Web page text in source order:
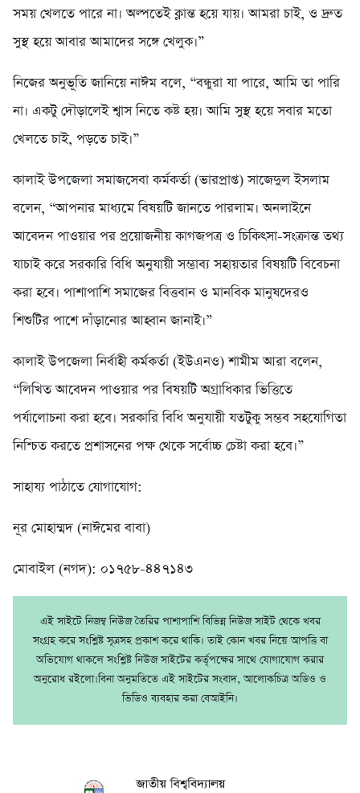
সময় খেলতে পারে না। অল্পতেই ক্লান্ত হয়ে যায়। আমরা চাই, ও দ্রুত
সুস্থ হয়ে আবার আমাদের সঙ্গে খেলুক।”
নিজের অনুভূতি জানিয়ে নাঈম বলে, “বন্ধুরা যা পারে, আমি তা পারি
না। একটু দৌড়ালেই শ্বাস নিতে কষ্ট হয়। আমি সুস্থ হয়ে সবার মতো
খেলতে চাই, পড়তে চাই।”
কালাই উপজেলা সমাজসেবা কর্মকর্তা (ভারপ্রাপ্ত) সাজেদুল ইসলাম
বলেন, “আপনার মাধ্যমে বিষয়টি জানতে পারলাম। অনলাইনে
আবেদন পাওয়ার পর প্রয়োজনীয় কাগজপত্র ও চিকিৎসা-সংক্রান্ত তথ্য
যাচাই করে সরকারি বিধি অনুযায়ী সম্ভাব্য সহায়তার বিষয়টি বিবেচনা
করা হবে। পাশাপাশি সমাজের বিত্তবান ও মানবিক মানুষদেরও
শিশুটির পাশে দাঁড়ানোর আহ্বান জানাই।”
কালাই উপজেলা নির্বাহী কর্মকর্তা (ইউএনও) শামীম আরা বলেন,
“লিখিত আবেদন পাওয়ার পর বিষয়টি অগ্রাধিকার ভিত্তিতে
পর্যালোচনা করা হবে। সরকারি বিধি অনুযায়ী যতটুকু সম্ভব সহযোগিতা
নিশ্চিত করতে প্রশাসনের পক্ষ থেকে সর্বোচ্চ চেষ্টা করা হবে।”
সাহায্য পাঠাতে যোগাযোগ:
নূর মোহাম্মদ (নাঈমের বাবা)
মোবাইল (নগদ): ০১৭৫৮-৪৪৭১৪৩
এই সাইটে নিজম্ব নিউজ তৈরির পাশাপাশি বিভিন্ন নিউজ সাইট থেকে খবর
সংগ্রহ করে সংশ্লিষ্ট সূত্রসহ প্রকাশ করে থাকি। তাই কোন খবর নিয়ে আপত্তি বা
অভিযোগ থাকলে সংশ্লিষ্ট নিউজ সাইটের কর্তৃপক্ষের সাথে যোগাযোগ করার
অনুরোধ রইলো।বিনা অনুমতিতে এই সাইটের সংবাদ, আলোকচিত্র অডিও ও
ভিডিও ব্যবহার করা বেআইনি।